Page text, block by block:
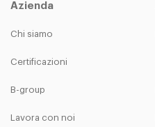
Azienda
Chi siamo
Certificazioni
B-group
Lavora con noi